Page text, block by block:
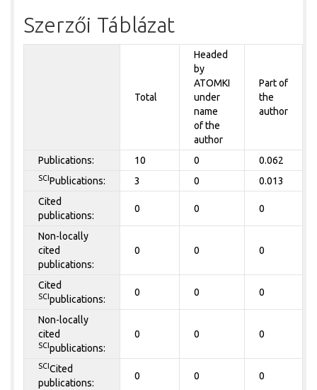
Szerzői Táblázat
Total
Headed
by
ATOMKI
under
name
of the
author
Part of
the
author
Publications: 10 0 0.062
SCIPublications: 3 0 0.013
Cited
publications:
0 0 0
Non-locally
cited
publications:
0 0 0
Cited
SCIpublications:
0 0 0
Non-locally
cited
SCIpublications:
0 0 0
SCICited
publications:
0 0 0